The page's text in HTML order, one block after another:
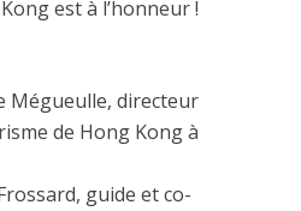
est à l’honneur !
Mégueulle, directeur
de Hong Kong à
guide et co-